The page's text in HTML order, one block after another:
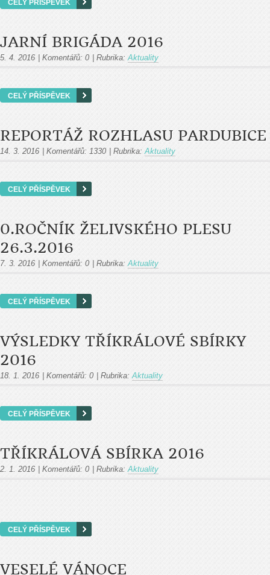
CELÝ PŘÍSPĚVEK
JARNÍ BRIGÁDA 2016
5. 4. 2016 Komentářů: 0 Rubrika: Aktuality
CELÝ PŘÍSPĚVEK
REPORTÁŽ ROZHLASU PARDUBICE
14. 3. 2016 Komentářů: 1330 Rubrika: Aktuality
CELÝ PŘÍSPĚVEK
0.ROČNÍK ŽELIVSKÉHO PLESU
26.3.2016
7. 3. 2016 Komentářů: 0 Rubrika: Aktuality
CELÝ PŘÍSPĚVEK
VÝSLEDKY TŘÍKRÁLOVÉ SBÍRKY
2016
18. 1. 2016 Komentářů: 0 Rubrika: Aktuality
CELÝ PŘÍSPĚVEK
TŘÍKRÁLOVÁ SBÍRKA 2016
2. 1. 2016 Komentářů: 0 Rubrika: Aktuality
CELÝ PŘÍSPĚVEK
VESELÉ VÁNOCE